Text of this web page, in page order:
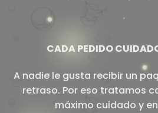
CADA PEDIDO
A nadie le gusta recibir un
retraso. Por eso tratamos
máximo cuidado y